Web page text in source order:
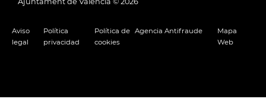
Aviso
legal
Política
privacidad
Política de
cookies
Agencia Antifraude
Mapa
Web